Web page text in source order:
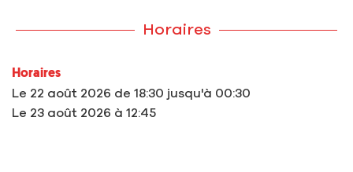
Horaires
Horaires
Le 22 août 2026 de 18:30 jusqu'à 00:30
Le 23 août 2026 à 12:45